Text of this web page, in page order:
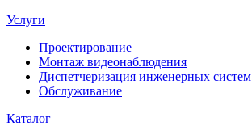
Услуги
Проектирование
Монтаж видеонаблюдения
Диспетчеризация инженерных систем
Обслуживание
Каталог